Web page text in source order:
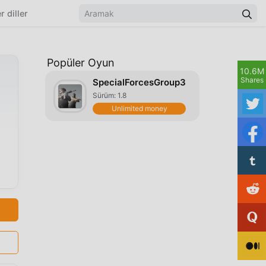
diller
Popüler Oyun
SpecialForcesGroup3
Sürüm: 1.8
Unlimited money
10.6M
Shares